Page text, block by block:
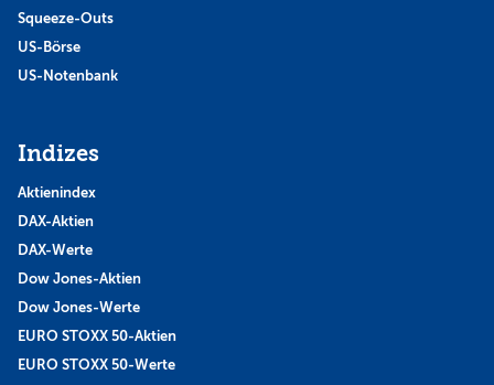
Squeeze-Outs
US-Börse
US-Notenbank
Indizes
Aktienindex
DAX-Aktien
DAX-Werte
Dow Jones-Aktien
Dow Jones-Werte
EURO STOXX 50-Aktien
EURO STOXX 50-Werte